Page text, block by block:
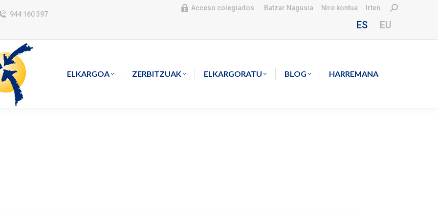
944 160 397
Acceso colegiados Batzar Nagusia Nire kontua Irten Search:
ES EU
ELKARGOA ZERBITZUAK ELKARGORATU BLOG HARREMANA